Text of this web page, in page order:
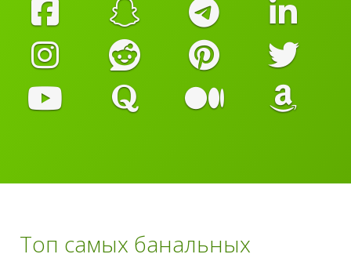
Топ самых банальных